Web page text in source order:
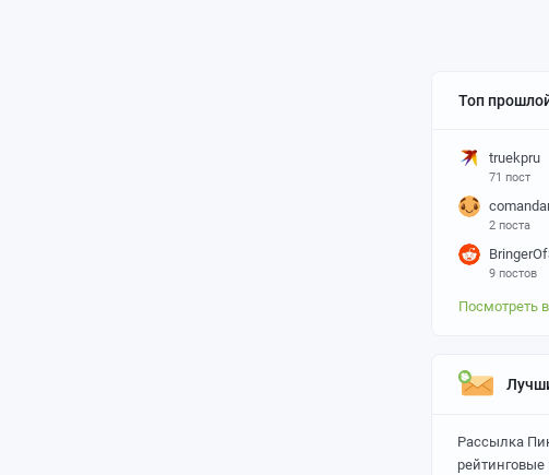
Топ
truekpru
71 пост
2 поста
9 постов
Посмотреть
Рассылка